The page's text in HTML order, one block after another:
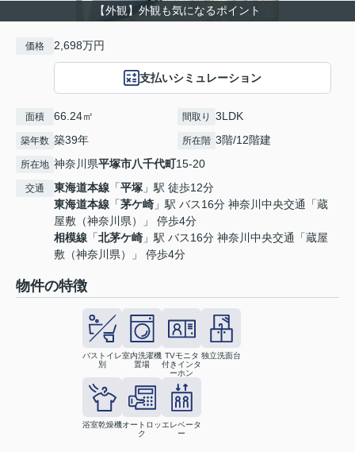
【外観】外観も気になるポイント
価格 2,698万円
支払いシミュレーション
面積 66.24㎡ 間取り 3LDK
築年数 築39年 所在階 3階/12階建
所在地 神奈川県平塚市八千代町15-20
交通 東海道本線 「平塚 」駅 徒歩12分
東海道本線 「茅ケ崎 」駅 バス16分 神奈川中央交通「蔵
屋敷（神奈川県）」 停歩4分
相模線 「北茅ケ崎 」駅 バス16分 神奈川中央交通「蔵屋
敷（神奈川県）」 停歩4分
物件の特徴
バストイレ
別
室内洗濯機
置場
TVモニタ
付きインタ
ーホン
独立洗面台
浴室乾燥機オートロッ
ク
エレベータ
ー